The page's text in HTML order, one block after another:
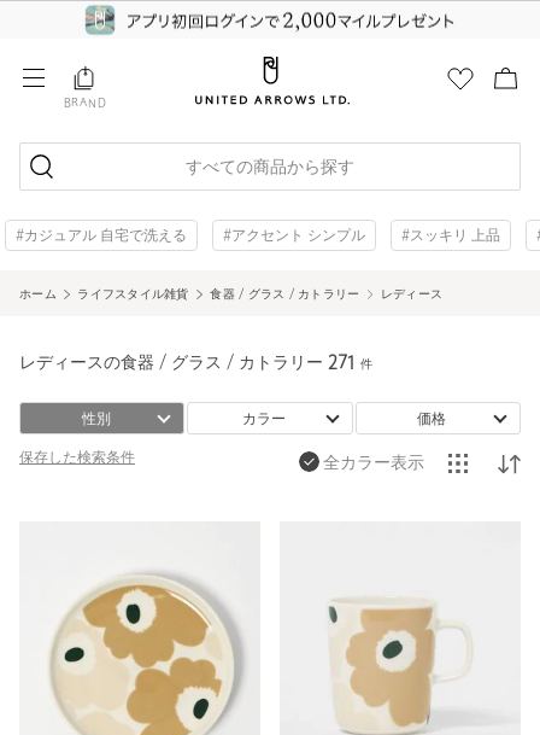
BRAND
すべての商品から探す
#カジュアル 自宅で洗える #アクセント シンプル #スッキリ 上品
ホーム ライフスタイル雑貨 食器 / グラス / カトラリー レディース
レディースの食器 / グラス / カトラリー 271 件
性別 カラー 価格
保存した検索条件 全カラー表示